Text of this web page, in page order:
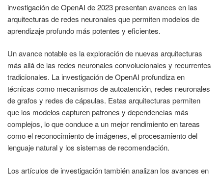
investigación de OpenAI de 2023 presentan avances en las
arquitecturas de redes neuronales que permiten modelos de
aprendizaje profundo más potentes y eficientes.
Un avance notable es la exploración de nuevas arquitecturas
más allá de las redes neuronales convolucionales y recurrentes
tradicionales. La investigación de OpenAI profundiza en
técnicas como mecanismos de autoatención, redes neuronales
de grafos y redes de cápsulas. Estas arquitecturas permiten
que los modelos capturen patrones y dependencias más
complejos, lo que conduce a un mejor rendimiento en tareas
como el reconocimiento de imágenes, el procesamiento del
lenguaje natural y los sistemas de recomendación.
Los artículos de investigación también analizan los avances en